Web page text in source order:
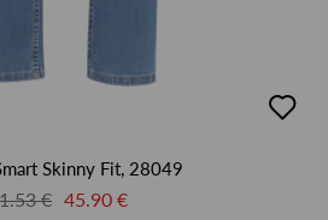
в
Skinny Fit, 28049
€ 45.90 €